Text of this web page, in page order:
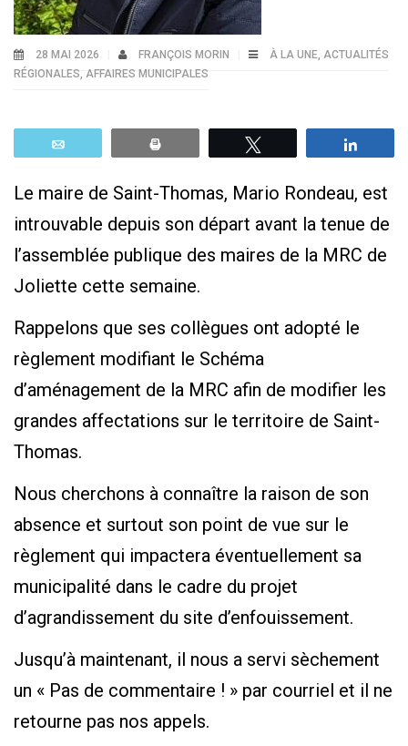
28 MAI 2026 FRANÇOIS MORIN À LA UNE, ACTUALITÉS
RÉGIONALES, AFFAIRES MUNICIPALES
Le maire de Saint-Thomas, Mario Rondeau, est
introuvable depuis son départ avant la tenue de
l’assemblée publique des maires de la MRC de
Joliette cette semaine.
Rappelons que ses collègues ont adopté le
règlement modifiant le Schéma
d’aménagement de la MRC afin de modifier les
grandes affectations sur le territoire de Saint-
Thomas.
Nous cherchons à connaître la raison de son
absence et surtout son point de vue sur le
règlement qui impactera éventuellement sa
municipalité dans le cadre du projet
d’agrandissement du site d’enfouissement.
Jusqu’à maintenant, il nous a servi sèchement
un « Pas de commentaire ! » par courriel et il ne
retourne pas nos appels.